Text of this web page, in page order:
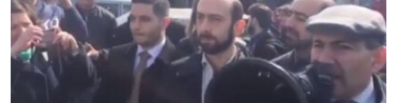
ՄՇԱԿՈՒՅԹ
ՍՊՈՐՏ
ՄԵԿՆԱԲԱՆՈՒԹՅՈՒՆ